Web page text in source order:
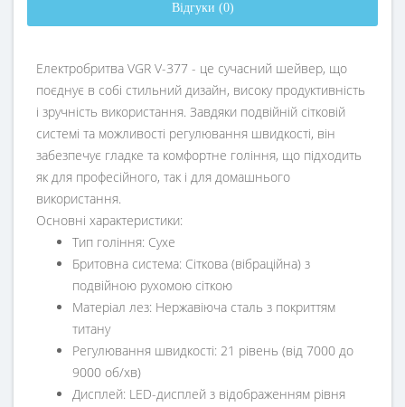
Відгуки (0)
Електробритва VGR V-377 - це сучасний шейвер, що
поєднує в собі стильний дизайн, високу продуктивність
і зручність використання. Завдяки подвійній сітковій
системі та можливості регулювання швидкості, він
забезпечує гладке та комфортне гоління, що підходить
як для професійного, так і для домашнього
використання.
Основні характеристики:
Тип гоління: Сухе
Бритовна система: Сіткова (вібраційна) з
подвійною рухомою сіткою
Матеріал лез: Нержавіюча сталь з покриттям
титану
Регулювання швидкості: 21 рівень (від 7000 до
9000 об/хв)
Дисплей: LED-дисплей з відображенням рівня